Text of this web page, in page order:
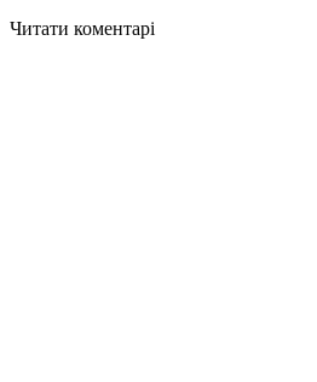
Читати коментарі